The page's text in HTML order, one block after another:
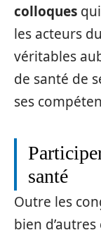
colloques
les acteurs
véritables
de santé de
ses
santé
Outre les
bien